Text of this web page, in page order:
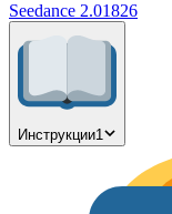
Seedance 2.01826
Инструкции1